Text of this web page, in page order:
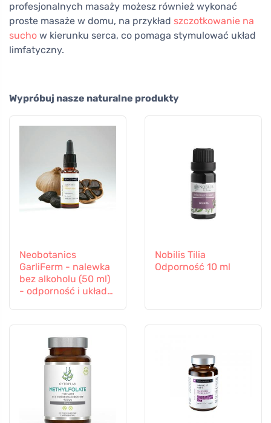
profesjonalnych masaży możesz również wykonać
proste masaże w domu, na przykład szczotkowanie na
sucho w kierunku serca, co pomaga stymulować układ
limfatyczny.
Wypróbuj nasze naturalne produkty
Neobotanics
GarliFerm - nalewka
bez alkoholu (50 ml)
- odporność i układ
Nobilis Tilia
Odporność 10 ml